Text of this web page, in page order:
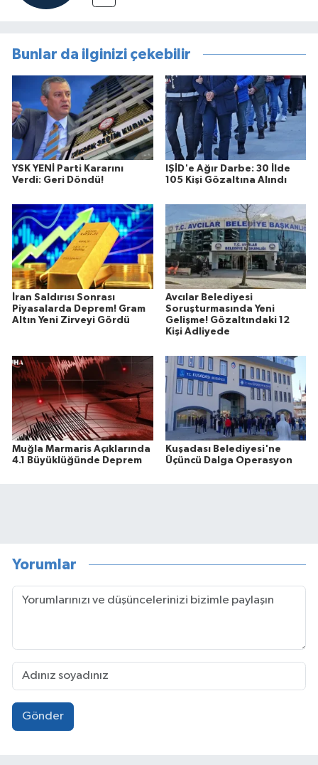
Bunlar da ilginizi çekebilir
YSK YENİ Parti Kararını
Verdi: Geri Döndü!
IŞİD'e Ağır Darbe: 30 İlde
105 Kişi Gözaltına Alındı
İran Saldırısı Sonrası
Piyasalarda Deprem! Gram
Altın Yeni Zirveyi Gördü
Avcılar Belediyesi
Soruşturmasında Yeni
Gelişme! Gözaltındaki 12
Kişi Adliyede
Muğla Marmaris Açıklarında
4.1 Büyüklüğünde Deprem
Kuşadası Belediyesi'ne
Üçüncü Dalga Operasyon
Yorumlar
Gönder